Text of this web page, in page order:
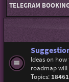
TELEGRAM
Ideas on
roadmap will
Topics: 18461